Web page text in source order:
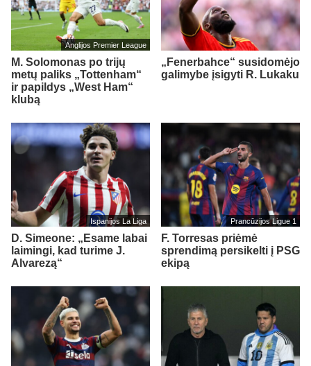
Anglijos Premier League
M. Solomonas po trijų
metų paliks „Tottenham“
ir papildys „West Ham“
klubą
„Fenerbahce“ susidomėjo
galimybe įsigyti R. Lukaku
Ispanijos La Liga
D. Simeone: „Esame labai
laimingi, kad turime J.
Alvarezą“
Prancūzijos Ligue 1
F. Torresas priėmė
sprendimą persikelti į PSG
ekipą